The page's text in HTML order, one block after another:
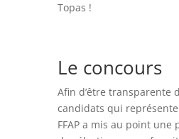
Topas !
Le concours
Afin d’être transparente
candidats qui
FFAP a mis au point une